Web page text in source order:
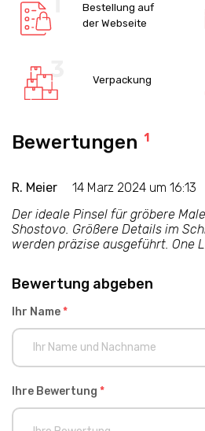
Bestellung auf
der Webseite
Verpackung
Bewertungen 1
R. Meier
14 Marz 2024 um 16:13
Der ideale Pinsel für gröbere
Shostovo. Größere Details im
werden präzise ausgeführt. One
Bewertung abgeben
Ihr Name*
Ihre Bewertung *